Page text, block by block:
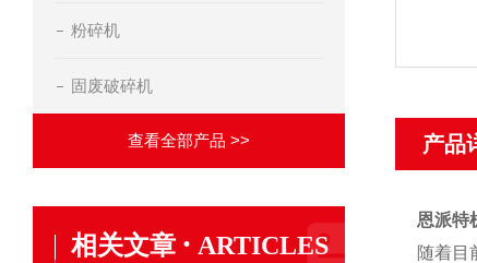
粉碎机
固废破碎机
查看全部产品 >>
相关文章 · ARTICLES
产品
恩派特
随着目